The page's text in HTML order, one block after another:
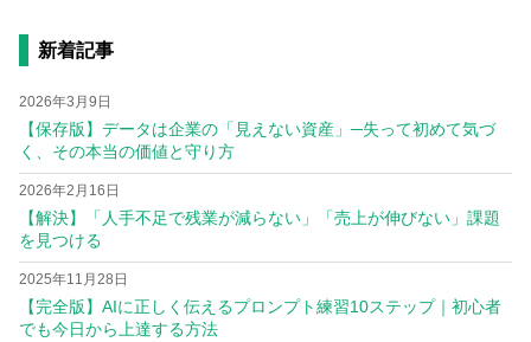
新着記事
【保存版】データは企業の「見えない資産」─失って初めて気づ
く、その本当の価値と守り方
2026年3月9日
【解決】「人手不足で残業が減らない」「売上が伸びない」課題
を見つける
2026年2月16日
【完全版】AIに正しく伝えるプロンプト練習10ステップ｜初心者
でも今日から上達する方法
2025年11月28日